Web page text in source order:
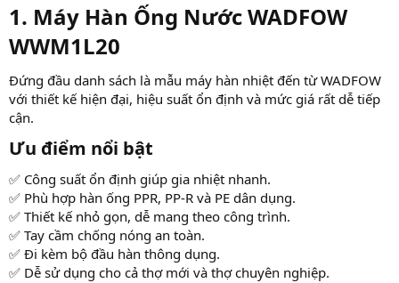
1. Máy Hàn Ống Nước WADFOW
WWM1L20​
Đứng đầu danh sách là mẫu máy hàn nhiệt đến từ WADFOW
với thiết kế hiện đại, hiệu suất ổn định và mức giá rất dễ tiếp
cận.
Ưu điểm nổi bật​
✅ Công suất ổn định giúp gia nhiệt nhanh.
✅ Phù hợp hàn ống PPR, PP-R và PE dân dụng.
✅ Thiết kế nhỏ gọn, dễ mang theo công trình.
✅ Tay cầm chống nóng an toàn.
✅ Đi kèm bộ đầu hàn thông dụng.
✅ Dễ sử dụng cho cả thợ mới và thợ chuyên nghiệp.